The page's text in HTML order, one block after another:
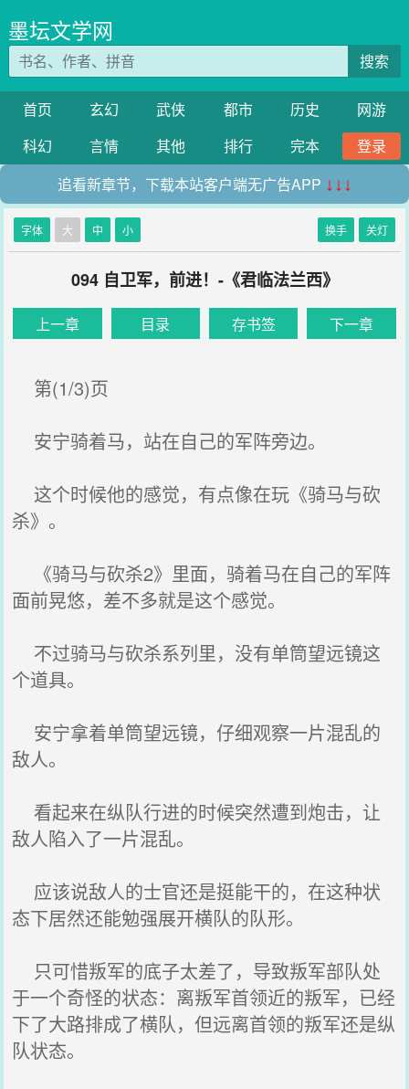
墨坛文学网
搜索
首页 玄幻 武侠 都市 历史
网游
科幻
言情 其他 排行 完本
登录
追看新章节，下载本站客户端无广告APP ↓↓↓
字体 大 中 小 换手 关灯
094 自卫军，前进！-《君临法兰西》
上一章 目录 存书签 下一章
第(1/3)页
安宁骑着马，站在自己的军阵旁边。
这个时候他的感觉，有点像在玩《骑马与砍
杀》。
《骑马与砍杀2》里面，骑着马在自己的军阵
面前晃悠，差不多就是这个感觉。
不过骑马与砍杀系列里，没有单筒望远镜这
个道具。
安宁拿着单筒望远镜，仔细观察一片混乱的
敌人。
看起来在纵队行进的时候突然遭到炮击，让
敌人陷入了一片混乱。
应该说敌人的士官还是挺能干的，在这种状
态下居然还能勉强展开横队的队形。
只可惜叛军的底子太差了，导致叛军部队处
于一个奇怪的状态：离叛军首领近的叛军，已经
下了大路排成了横队，但远离首领的叛军还是纵
队状态。